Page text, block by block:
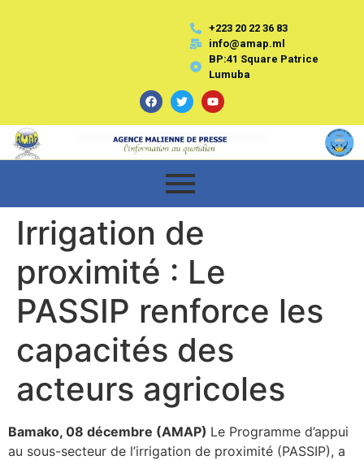
+223 20 22 36 83
info@amap.ml
BP:41 Square Patrice
Lumuba
Irrigation de
proximité : Le
PASSIP renforce les
capacités des
acteurs agricoles
Bamako, 08 décembre (AMAP) Le Programme d’appui
au sous-secteur de l’irrigation de proximité (PASSIP), a